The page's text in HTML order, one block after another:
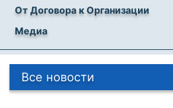
От Договора к Организации
Медиа
Все новости